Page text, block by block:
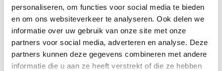
personaliseren, om functies voor social media te bieden
en om ons websiteverkeer te analyseren. Ook delen we
informatie over uw gebruik van onze site met onze
partners voor social media, adverteren en analyse. Deze
partners kunnen deze gegevens combineren met andere
informatie die u aan ze heeft verstrekt of die ze hebben